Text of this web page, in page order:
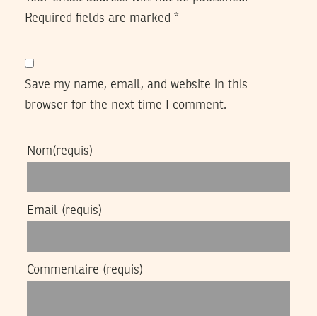
Required fields are marked *
Save my name, email, and website in this
browser for the next time I comment.
Nom(requis)
Email (requis)
Commentaire (requis)